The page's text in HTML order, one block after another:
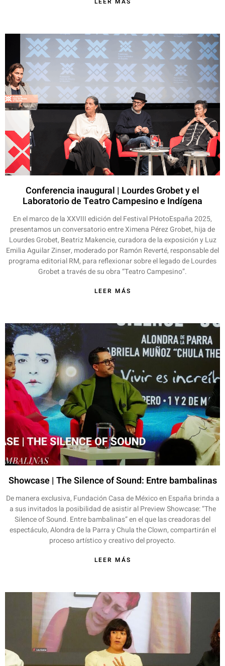
Conferencia inaugural | Lourdes Grobet y el
Laboratorio de Teatro Campesino e Indígena
En el marco de la XXVIII edición del Festival PHotoEspaña 2025,
presentamos un conversatorio entre Ximena Pérez Grobet, hija de
Lourdes Grobet, Beatriz Makencie, curadora de la exposición y Luz
Emilia Aguilar Zinser, moderado por Ramón Reverté, responsable del
programa editorial RM, para reflexionar sobre el legado de Lourdes
Grobet a través de su obra “Teatro Campesino”.
LEER MÁS
Showcase | The Silence of Sound: Entre bambalinas
De manera exclusiva, Fundación Casa de México en España brinda a
a sus invitados la posibilidad de asistir al Preview Showcase: “The
Silence of Sound. Entre bambalinas” en el que las creadoras del
espectáculo, Alondra de la Parra y Chula the Clown, compartirán el
proceso artístico y creativo del proyecto.
LEER MÁS